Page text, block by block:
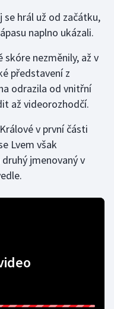
hrál už od začátku,
naplno ukázali.
skóre nezměnily, až v
představení z
odrazila od vnitřní
až videorozhodčí.
v první části
Lvem však
jmenovaný v